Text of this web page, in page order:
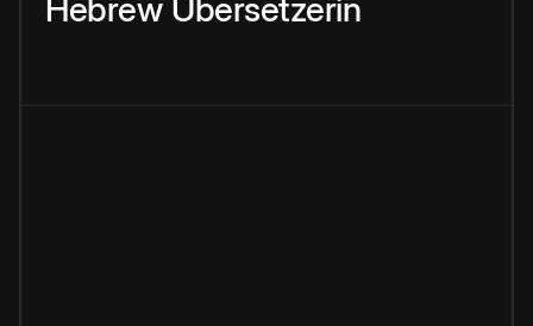
Hebrew Übersetzerin